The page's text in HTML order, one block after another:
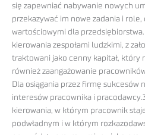
się zapewniać nabywanie nowych
przekazywać im nowe zadania i role,
wartościowymi dla
kierowania zespołami ludzkimi, z
traktowani jako cenny kapitał, który
również zaangażowanie
Dla osiągania przez firmę sukcesów
interesów pracownika i
kierowania, w którym pracownik
podwładnym i w którym